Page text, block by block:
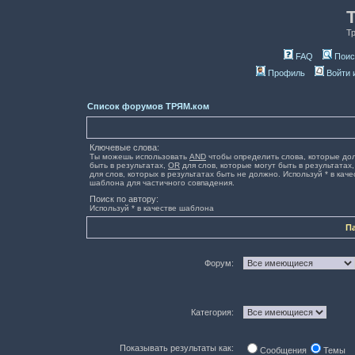
FAQ
Профиль
Войти
Список форумов ТРЯМ.ком
Ключевые слова:
Ты можешь использовать AND чтобы определить слова, которые
быть в результатах, OR для слов, которые могут быть в
для слов, которых в результатах быть не должно. Используй * в
шаблона для частичного совпадения.
Поиск по автору:
Используй * в качестве шаблона
Форум:
Категория:
Показывать результаты как: Сообщения Темы